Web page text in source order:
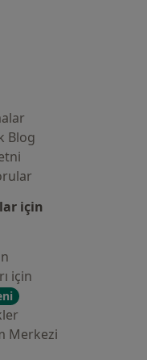
Blog
için
için
Merkezi